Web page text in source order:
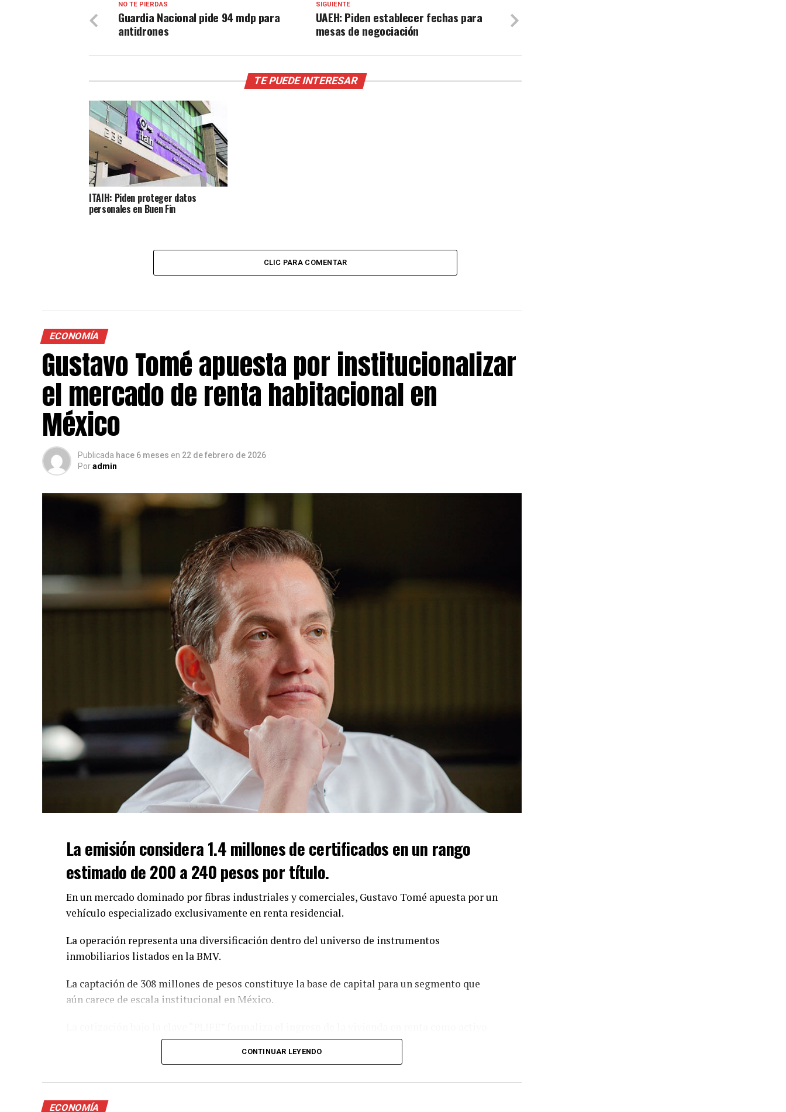
SIGUIENTE
UAEH: Piden establecer fechas para
mesas de negociación
NO TE PIERDAS
Guardia Nacional pide 94 mdp para
antidrones
TE PUEDE INTERESAR
ITAIH: Piden proteger datos
personales en Buen Fin
CLIC PARA COMENTAR
ECONOMÍA
Gustavo Tomé apuesta por institucionalizar
el mercado de renta habitacional en
México
Publicada hace 6 meses en 22 de febrero de 2026
Poradmin
La emisión considera 1.4 millones de certificados en un rango
estimado de 200 a 240 pesos por título.
En un mercado dominado por fibras industriales y comerciales, Gustavo Tomé apuesta por un
vehículo especializado exclusivamente en renta residencial.
La operación representa una diversificación dentro del universo de instrumentos
inmobiliarios listados en la BMV.
La captación de 308 millones de pesos constituye la base de capital para un segmento que
aún carece de escala institucional en México.
bursátil estructurado.
de flujo en mercados urbanos estratégicos.
CONTINUAR LEYENDO
ECONOMÍA